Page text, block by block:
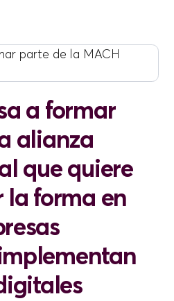
a formar
alianza
que quiere
forma en